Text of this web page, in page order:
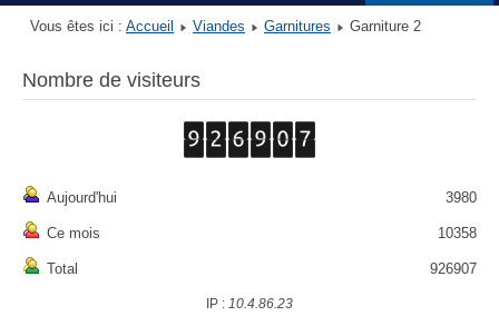
Vous êtes ici : Accueil Viandes Garnitures Garniture 2
Nombre de visiteurs
Aujourd'hui 3980
Ce mois 10358
Total 926907
IP : 10.4.86.23